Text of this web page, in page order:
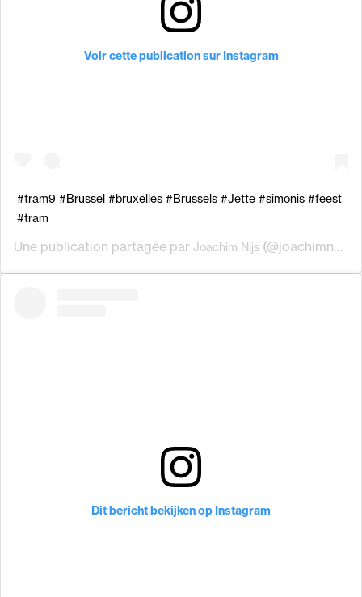
Voir cette publication sur Instagram
#tram9 #Brussel #bruxelles #Brussels #Jette #simonis #feest
#tram
Une publication partagée par Joachim Nijs (@joachimns) le
Dit bericht bekijken op Instagram